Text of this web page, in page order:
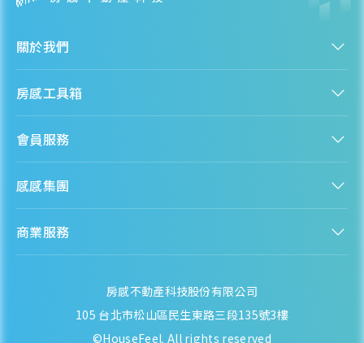
關於我們
人才招募
隱私政策
資訊安全政策
聯絡我們
房感工具箱
購屋能力試算
熱門區域分析
房產知識庫
會員服務
會員專區
感感集團
房感 HouseFeel
檬檬商城 Lemongrocery
商業服務
房感不動產科技股份有限公司
105 台北市松山區民生東路三段135號3樓
©HouseFeel. All rights reserved